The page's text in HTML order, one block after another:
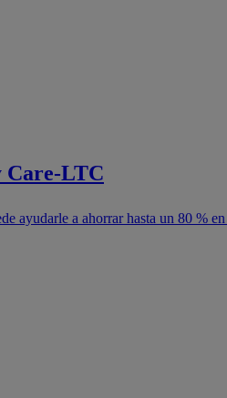
Care-LTC
ayudarle a ahorrar hasta un 80 %